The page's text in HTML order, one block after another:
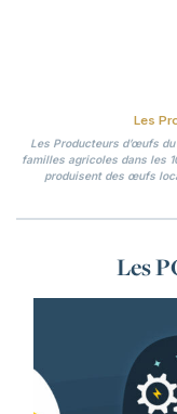
Les
Les Producteurs d’œufs
familles agricoles dans les
produisent des œufs
Les